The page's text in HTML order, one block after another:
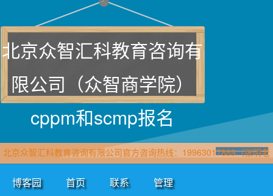
北京众智汇科教育咨询有
限公司（众智商学院）
cppm和scmp报名
北京众智汇科教育咨询有限公司官方咨询热线：19963017889（张明老
师·众智商学院）直属报名官网：www.cppmchina.com
博客园 首页 联系 管理